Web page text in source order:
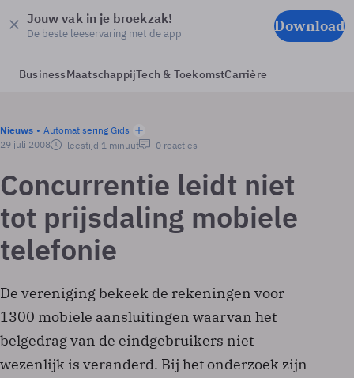
Jouw vak in je broekzak!
De beste leeservaring met de app Download
BusinessMaatschappijTech & ToekomstCarrière
Nieuws
Automatisering Gids
29 juli 2008
leestijd 1 minuut 0 reacties
Concurrentie leidt niet
tot prijsdaling mobiele
telefonie
De vereniging bekeek de rekeningen voor
1300 mobiele aansluitingen waarvan het
belgedrag van de eindgebruikers niet
wezenlijk is veranderd. Bij het onderzoek zijn